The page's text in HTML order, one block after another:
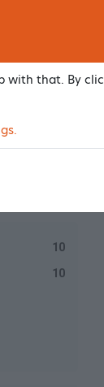
10
10
10
with that. By